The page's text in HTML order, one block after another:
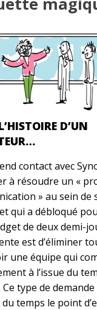
D’UN
contact avec
à résoudre un «
» au sein de
qui a débloqué
de deux demi-
est d’éliminer
une équipe qui
à l’issue du
type de demande
temps le point